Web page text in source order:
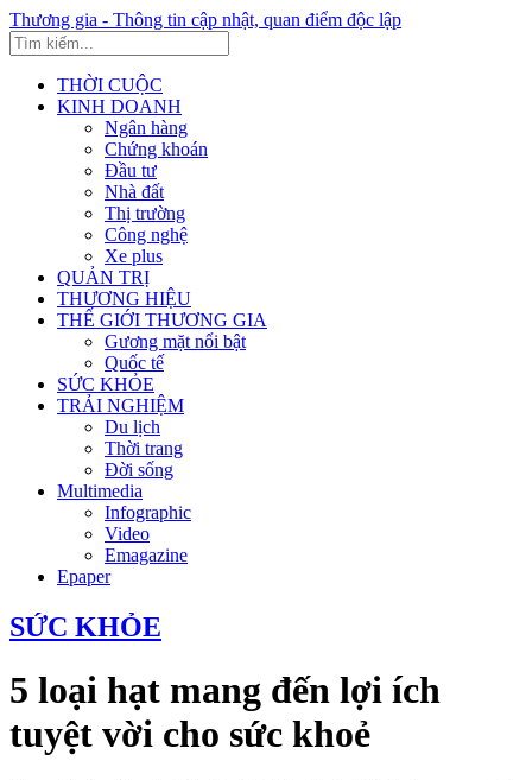
Thương gia - Thông tin cập nhật, quan điểm độc lập
THỜI CUỘC
KINH DOANH
Ngân hàng
Chứng khoán
Đầu tư
Nhà đất
Thị trường
Công nghệ
Xe plus
QUẢN TRỊ
THƯƠNG HIỆU
THẾ GIỚI THƯƠNG GIA
Gương mặt nổi bật
Quốc tế
SỨC KHỎE
TRẢI NGHIỆM
Du lịch
Thời trang
Đời sống
Multimedia
Infographic
Video
Emagazine
Epaper
SỨC KHỎE
5 loại hạt mang đến lợi ích
tuyệt vời cho sức khoẻ